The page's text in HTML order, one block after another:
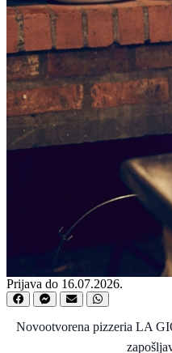
Prijava do 16.07.2026.
Novootvorena pizzeria LA